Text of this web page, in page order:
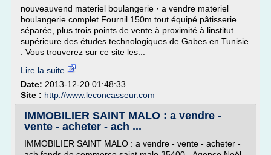
nouveauvend materiel boulangerie · a vendre materiel
boulangerie complet Fournil 150m tout équipé pâtisserie
séparée, plus trois points de vente à proximité à linstitut
supérieure des études technologiques de Gabes en Tunisie
. Vous trouverez sur ce site les...
Lire la suite
Date: 2013-12-20 01:48:33
Site : http://www.leconcasseur.com
IMMOBILIER SAINT MALO : a vendre -
vente - acheter - ach ...
IMMOBILIER SAINT MALO : a vendre - vente - acheter -